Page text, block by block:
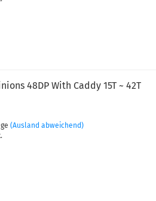
48DP With Caddy 15T ~ 42T
(Ausland abweichend)